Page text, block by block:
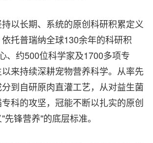
以长期、系统的原创科研积累定义
托普瑞纳全球130余年的科研积
、约500位科学家及1700多项专
来持续深耕宠物营养科学。从率先
到自研原肉直灌工艺，从对益生菌
科的攻坚，冠能不断以扎实的原创
锋营养"的底层标准。